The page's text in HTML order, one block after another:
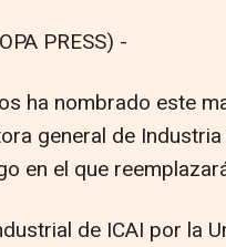
PRESS) -
ha nombrado este
general de
en el que
de ICAI por la